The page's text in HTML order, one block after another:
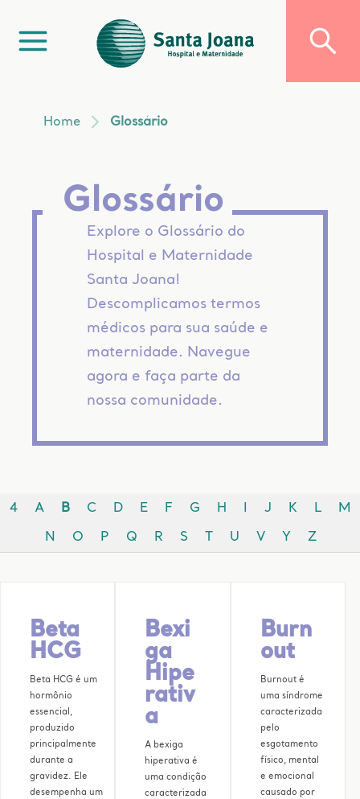
Home Glossário
Glossário
Explore o Glossário do
Hospital e Maternidade
Santa Joana!
Descomplicamos termos
médicos para sua saúde e
maternidade. Navegue
agora e faça parte da
nossa comunidade.
4 A B C D E F G H J K L M
N O P Q R S U V Y Z
Beta
HCG
Beta HCG é um
hormônio
essencial,
produzido
principalmente
durante a
gravidez. Ele
desempenha um
Bexi
ga
Hipe
rativ
a
A bexiga
hiperativa é
uma condição
caracterizada
Burn
out
Burnout é
uma síndrome
caracterizada
pelo
esgotamento
físico, mental
e emocional
causado por